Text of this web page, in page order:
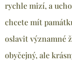
rychle mizí, a
chcete mít
oslavit významné
obyčejný, ale